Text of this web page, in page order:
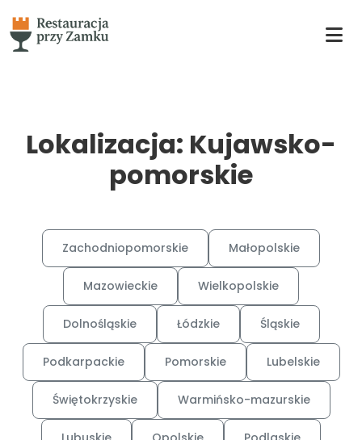
Lokalizacja: Kujawsko-
pomorskie
Zachodniopomorskie Małopolskie
Mazowieckie Wielkopolskie
Dolnośląskie Łódzkie Śląskie
Podkarpackie Pomorskie Lubelskie
Świętokrzyskie Warmińsko-mazurskie